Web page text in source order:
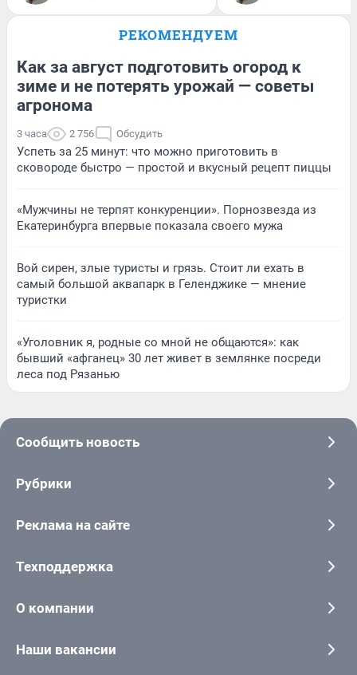
РЕКОМЕНДУЕМ
Как за август подготовить огород к
зиме и не потерять урожай — советы
агронома
3 часа 2 756 Обсудить
Успеть за 25 минут: что можно приготовить в
сковороде быстро — простой и вкусный рецепт пиццы
«Мужчины не терпят конкуренции». Порнозвезда из
Екатеринбурга впервые показала своего мужа
Вой сирен, злые туристы и грязь. Стоит ли ехать в
самый большой аквапарк в Геленджике — мнение
туристки
«Уголовник я, родные со мной не общаются»: как
бывший «афганец» 30 лет живет в землянке посреди
леса под Рязанью
Сообщить новость
Рубрики
Реклама на сайте
Техподдержка
О компании
Наши вакансии